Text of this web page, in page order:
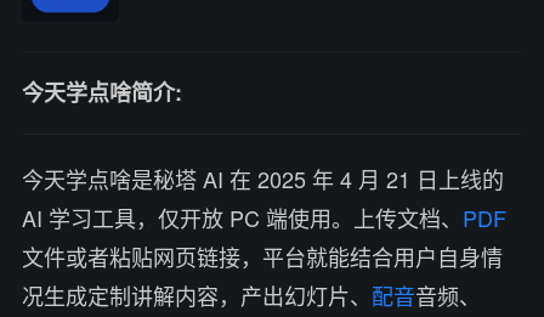
今天学点啥简介:
今天学点啥是秘塔 AI 在 2025 年 4 月 21 日上线的
AI 学习工具，仅开放 PC 端使用。上传文档、 PDF
文件或者粘贴网页链接，平台就能结合用户自身情
况生成定制讲解内容，产出幻灯片、 配音音频、